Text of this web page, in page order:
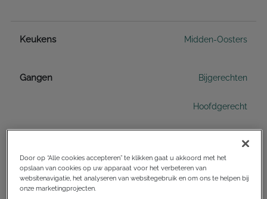
Keukens Midden-Oosters
Gangen Bijgerechten
Hoofdgerecht
Eivrij
Geschikt voor zwangere vrouwen
Door op “Alle cookies accepteren” te klikken gaat u akkoord met het
opslaan van cookies op uw apparaat voor het verbeteren van
websitenavigatie, het analyseren van websitegebruik en om ons te helpen bij
onze marketingprojecten.